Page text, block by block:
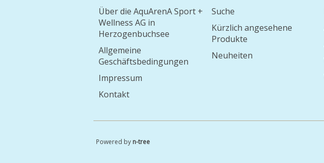
Über die AquArenA Sport +
Wellness AG in
Herzogenbuchsee
Allgemeine
Geschäftsbedingungen
Impressum
Kontakt
Suche
Kürzlich angesehene
Produkte
Neuheiten
Powered by n-tree